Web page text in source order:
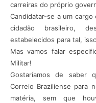
carreiras do próprio
Candidatar-se a um
cidadão brasileiro,
estabelecidos para tal,
Mas vamos falar
Militar!
Gostaríamos de saber
Correio Braziliense para
matéria, sem que